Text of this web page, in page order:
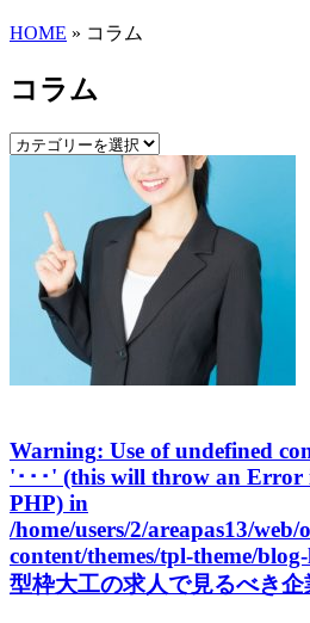
HOME » コラム
コラム
Warning: Use of undefined
'･･･' (this will throw an Error
PHP) in
/home/users/2/areapas13/
content/themes/tpl-theme/
型枠大工の求人で見るべき企